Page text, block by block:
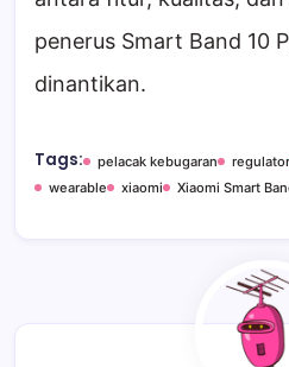
penerus Smart Band 10
dinantikan.
Tags: pelacak kebugaran regulator
wearable
xiaomi Xiaomi Smart